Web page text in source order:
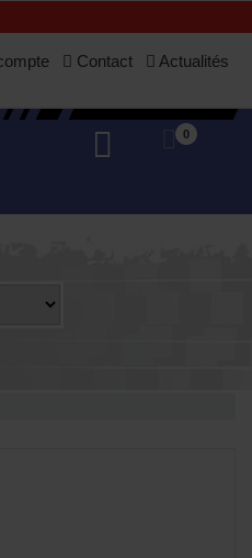
Contact Actualités
0